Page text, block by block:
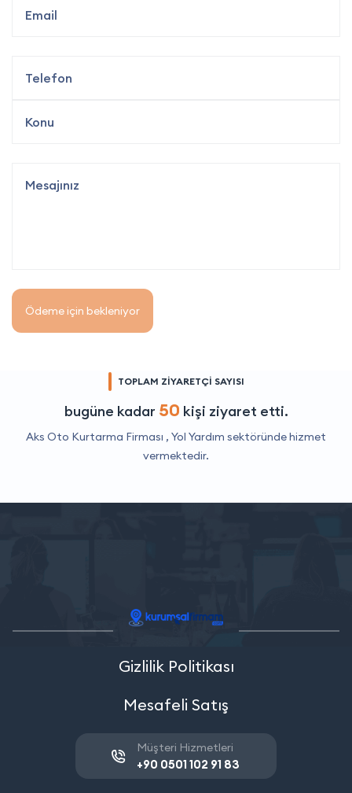
Ödeme için bekleniyor
TOPLAM ZİYARETÇİ SAYISI
bugüne kadar 50 kişi ziyaret etti.
Aks Oto Kurtarma Firması , Yol Yardım sektöründe hizmet
vermektedir.
Gizlilik Politikası
Mesafeli Satış
Müşteri Hizmetleri
+90 0501 102 91 83